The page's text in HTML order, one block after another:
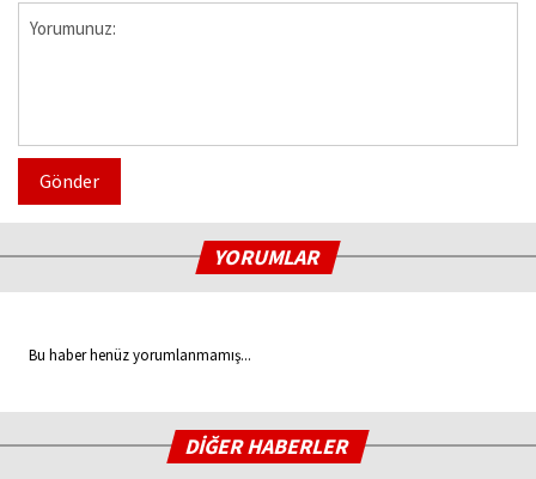
Gönder
YORUMLAR
Bu haber henüz yorumlanmamış...
DİĞER HABERLER